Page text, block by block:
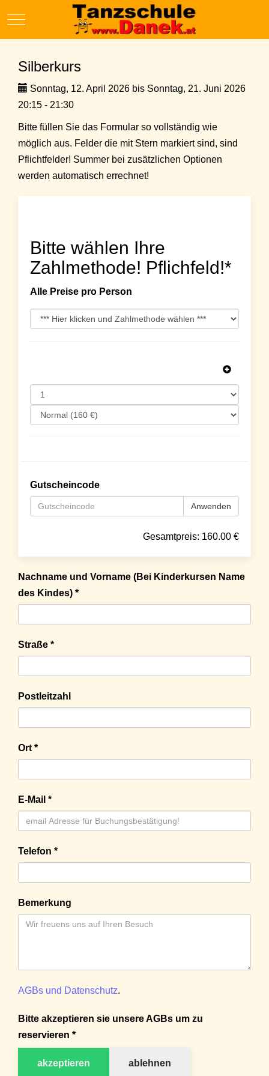
Mobile Menu Toggle
Silberkurs
Sonntag, 12. April 2026 bis Sonntag, 21. Juni 2026
20:15 - 21:30
Bitte füllen Sie das Formular so vollständig wie
möglich aus. Felder die mit Stern markiert sind, sind
Pflichtfelder! Summer bei zusätzlichen Optionen
werden automatisch errechnet!
Bitte wählen Ihre
Zahlmethode! Pflichfeld!*
Alle Preise pro Person
Gutscheincode
Anwenden
Gesamtpreis: 160.00 €
Nachname und Vorname (Bei Kinderkursen Name
des Kindes) *
Straße *
Postleitzahl
Ort *
E-Mail *
Telefon *
Bemerkung
AGBs und Datenschutz.
Bitte akzeptieren sie unsere AGBs um zu
reservieren *
akzeptieren ablehnen